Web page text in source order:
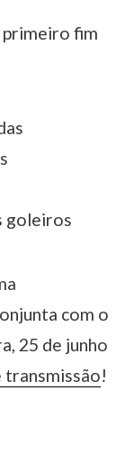
fim
goleiros
com o
25 de junho
transmissão!